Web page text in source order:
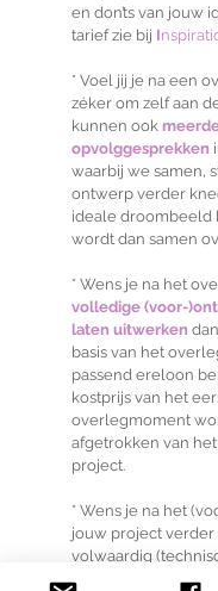
en don’ts van jouw
tarief zie bij I
* Voel jij je na een
zéker om zelf aan
kunnen ook
opvolggesprekken
waarbij we samen,
ontwerp verder
ideale droombeeld
wordt dan samen
* Wens je na het
volledige (voor-
laten uitwerken
basis van het
passend ereloon
kostprijs van het
overlegmoment
afgetrokken van
project.
* Wens je na het
jouw project
volwaardig
het ontwerp